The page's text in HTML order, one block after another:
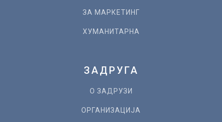
ЗА МАРКЕТИНГ
ХУМАНИТАРНА
ЗАДРУГА
О ЗАДРУЗИ
ОРГАНИЗАЦИЈА